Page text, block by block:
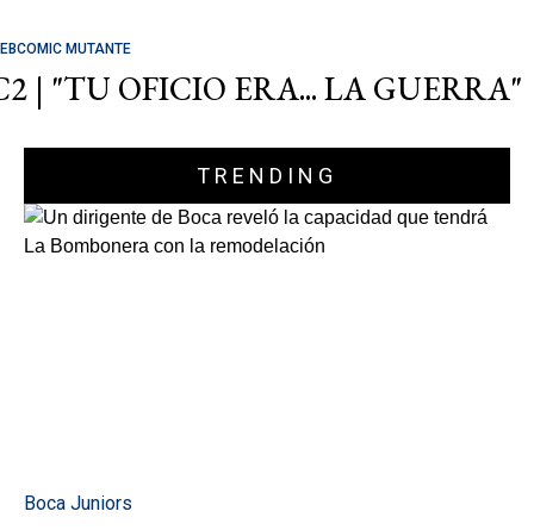
MUTANTE
| "TU OFICIO ERA... LA GUERRA"
TRENDING
Boca Juniors